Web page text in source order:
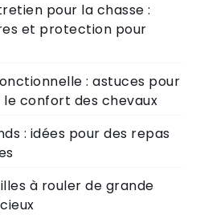
pour la chasse :
et protection pour
: astuces pour
confort des chevaux
: idées pour des repas
à rouler de grande